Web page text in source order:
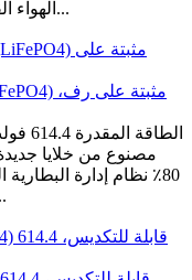
الهواء القسري أقصى طاقة شحن وتفريغ 500 كيل...
80٪ نظام إدارة
حتى 10